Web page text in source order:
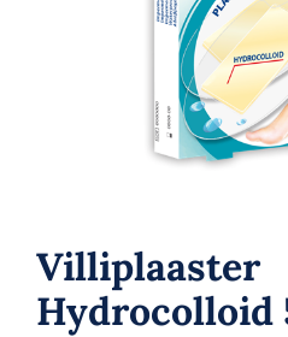
Villiplaaster
Hydrocolloid